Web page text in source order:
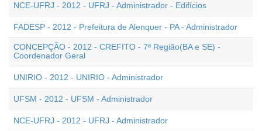
NCE-UFRJ - 2012 - UFRJ - Administrador - Edifícios
FADESP - 2012 - Prefeitura de Alenquer - PA - Administrador
CONCEPÇÃO - 2012 - CREFITO - 7ª Região(BA e SE) -
Coordenador Geral
UNIRIO - 2012 - UNIRIO - Administrador
UFSM - 2012 - UFSM - Administrador
NCE-UFRJ - 2012 - UFRJ - Administrador